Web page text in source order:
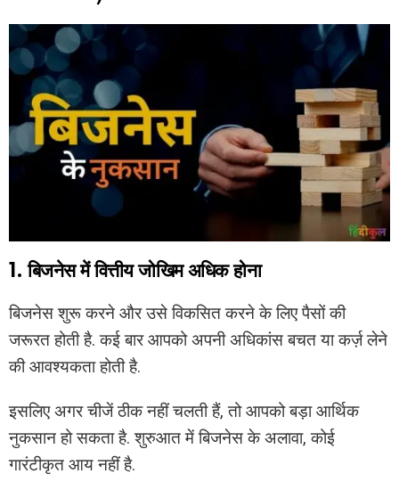
1. बिजनेस में वित्तीय जोखिम अधिक होना
बिजनेस शुरू करने और उसे विकसित करने के लिए पैसों की
जरूरत होती है. कई बार आपको अपनी अधिकांस बचत या कर्ज़ लेने
की आवश्यकता होती है.
इसलिए अगर चीजें ठीक नहीं चलती हैं, तो आपको बड़ा आर्थिक
नुकसान हो सकता है. शुरुआत में बिजनेस के अलावा, कोई
गारंटीकृत आय नहीं है.